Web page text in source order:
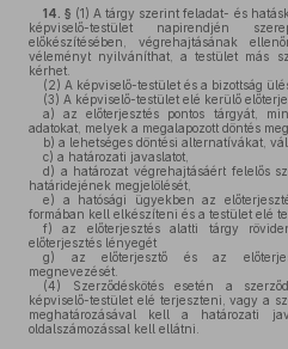
14. § (1) A tárgy szerint feladat- és
képviselő-testület napirendjén
előkészítésében, végrehajtásának
véleményt nyilváníthat, a testület más
kérhet.
(2) A képviselő-testület és a bizottság
(3) A képviselő-testület elé kerülő
a) az előterjesztés pontos tárgyát,
adatokat, melyek a megalapozott döntés
b) a lehetséges döntési alternatívákat,
c) a határozati javaslatot,
d) a határozat végrehajtásáért felelős
határidejének megjelölését,
e) a hatósági ügyekben az
formában kell elkészíteni és a testület elé
f) az előterjesztés alatti tárgy
előterjesztés lényegét
g) az előterjesztő és az
megnevezését.
(4) Szerződéskötés esetén a
képviselő-testület elé terjeszteni, vagy a
meghatározásával kell a határozati
oldalszámozással kell ellátni.